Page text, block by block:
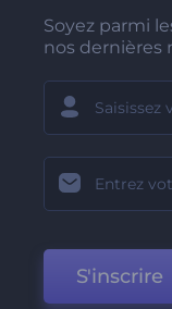
Soyez parmi
nos dernières
S'inscrire